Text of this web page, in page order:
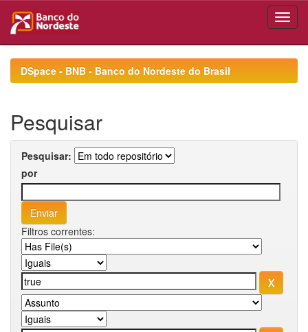
navigationDSpace - BNB - Banco do Nordeste do Brasil
Pesquisar
Pesquisar:
por
Filtros correntes: